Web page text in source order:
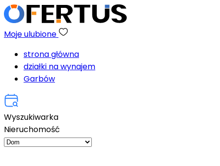
Moje ulubione
strona główna
działki na wynajem
Garbów
Wyszukiwarka
Nieruchomość